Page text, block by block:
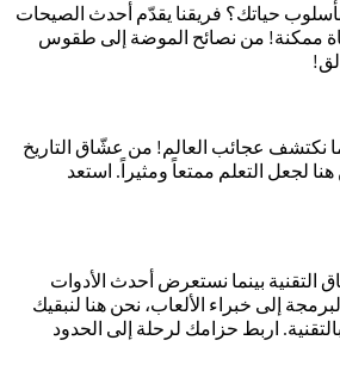
حياتك؟ فريقنا يقدّم أحدث الصيحات
ممكنة! من نصائح الموضة إلى طقوس
نكتشف عجائب العالم! من عشّاق التاريخ
لجعل التعلم ممتعاً ومثيراً. استعد
التقنية بينما نستعرض أحدث الأدوات
إلى خبراء الألعاب، نحن هنا لنبقيك
اربط حزامك لرحلة إلى الحدود